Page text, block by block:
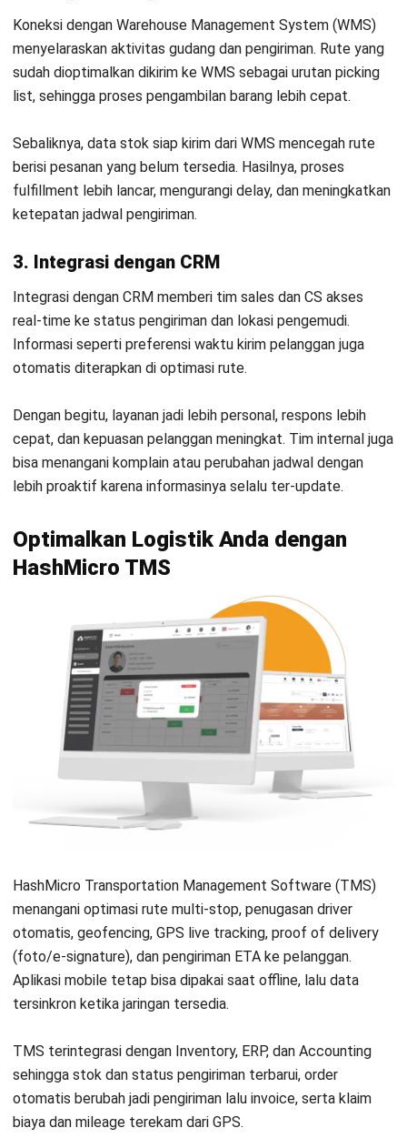
Seberapa cepat saya bisa melihat ROI
setelah mengimplementasikan
software route planning?
Data apa saja yang paling penting
untuk memulai perencanaan rute
otomatis?
Bagaimana sistem menangani
kemacetan?
Apakah software route planning hanya
Jonathan Kurniawan saat ini bekerja sebagai
Procurement Specialist, fokus pada pengelolaan
harian perusahaan. Ia terbiasa menyeimbangkan
kualitas, biaya, dan waktu pengiriman agar setiap
kebutuhan operasional terpenuhi dengan tepat.
Pendekatan sistematis Jonathan memungkinkan proses
procurement yang efisien dan transparan. Dengan
evaluasi pemasok yang konsisten, ia membantu
memastikan rantai pasok berjalan lancar dan
berkelanjutan.
William, B.Sc.
Senior Technical Lead in
Computer Science dari Nanyang Technological University
Singapore, dengan keahlian mendalam terkait teknologi
dalam bidang teknologi menumbuhkan ketertarikannya
terhadap solusi enterprise yang dapat mengintegrasikan
berbagai fungsi bisnis. Selama sepuluh tahun terakhir,
William mendalami dunia sistem Enterprise Resource
Planning (ERP), yang memperkuat keahliannya dalam
serta optimalisasi proses operasional melalui teknologi.
HashMicro berpegang pada standar editorial yang ketat